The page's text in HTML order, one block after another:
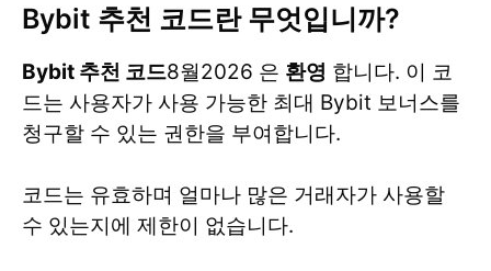
Bybit 추천 코드란 무엇입니까?
Bybit 추천 코드8월2026 은 환영 합니다. 이 코
드는 사용자가 사용 가능한 최대 Bybit 보너스를
청구할 수 있는 권한을 부여합니다.
코드는 유효하며 얼마나 많은 거래자가 사용할
수 있는지에 제한이 없습니다.